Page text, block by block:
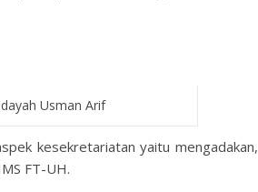
Usman Arif
kesekretariatan yaitu mengadakan,
FT-UH.